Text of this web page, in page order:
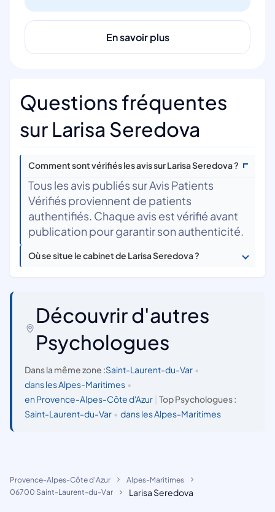
En savoir plus
Questions fréquentes
sur Larisa Seredova
Comment sont vérifiés les avis sur Larisa Seredova ?
Tous les avis publiés sur Avis Patients
Vérifiés proviennent de patients
authentifiés. Chaque avis est vérifié avant
publication pour garantir son authenticité.
Où se situe le cabinet de Larisa Seredova ?
Découvrir d'autres
Psychologues
Dans la même zone :Saint-Laurent-du-Var •
dans les Alpes-Maritimes •
en Provence-Alpes-Côte d'Azur
Top Psychologues :
Saint-Laurent-du-Var • dans les Alpes-Maritimes
Provence-Alpes-Côte d'Azur
Alpes-Maritimes
06700 Saint-Laurent-du-Var
Larisa Seredova